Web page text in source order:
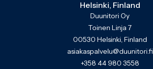
Helsinki, Finland
Duunitori Oy
Toinen Linja 7
00530 Helsinki, Finland
asiakaspalvelu@duunitori.fi
+358 44 980 3558